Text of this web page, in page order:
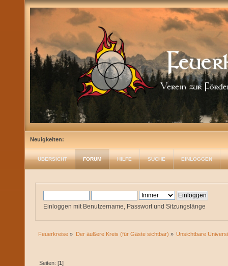
Neuigkeiten:
ÜBERSICHT FORUM HILFE SUCHE EINLOGGEN
Einloggen mit Benutzername, Passwort und Sitzungslänge
Feuerkreise » Der äußere Kreis (für Gäste sichtbar) » Unsichtbare
Seiten: [1]